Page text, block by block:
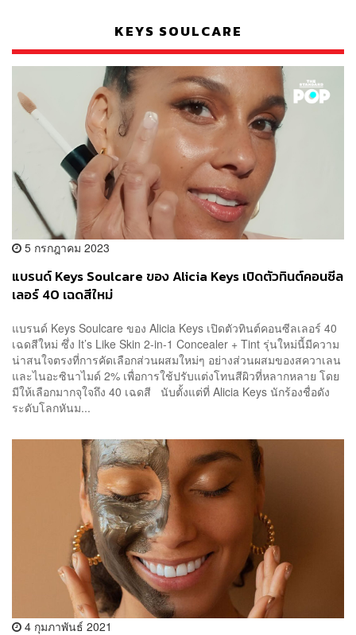
KEYS SOULCARE
5 กรกฎาคม 2023
แบรนด์ Keys Soulcare ของ Alicia Keys เปิดตัวทินต์คอนซีล
เลอร์ 40 เฉดสีใหม่
แบรนด์ Keys Soulcare ของ Alicia Keys เปิดตัวทินต์คอนซีลเลอร์ 40
เฉดสีใหม่ ซึ่ง It’s Like Skin 2-in-1 Concealer + Tint รุ่นใหม่นี้มีความ
น่าสนใจตรงที่การคัดเลือกส่วนผสมใหม่ๆ อย่างส่วนผสมของสควาเลน
และไนอะซินาไมด์ 2% เพื่อการใช้ปรับแต่งโทนสีผิวที่หลากหลาย โดย
มีให้เลือกมากจุใจถึง 40 เฉดสี นับตั้งแต่ที่ Alicia Keys นักร้องชื่อดัง
ระดับโลกหันม...
4 กุมภาพันธ์ 2021